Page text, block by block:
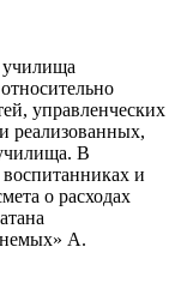
училища
управленческих
реализованных,
В
и
о расходах
А.